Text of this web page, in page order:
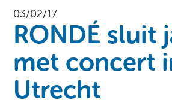
03/02/17
RONDÉ sluit
met concert
Utrecht